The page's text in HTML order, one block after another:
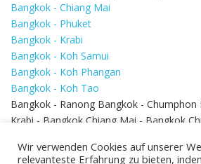
Bangkok - Chiang Mai
Bangkok - Phuket
Bangkok - Krabi
Bangkok - Koh Samui
Bangkok - Koh Phangan
Bangkok - Koh Tao
Bangkok - Ranong Bangkok -
Krabi - Bangkok Chiang Mai - Bangkok
Bangkok - Hua Hin
Wir verwenden Cookies auf unserer
relevanteste Erfahrung zu bieten,